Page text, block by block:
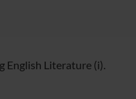
English Literature (i).